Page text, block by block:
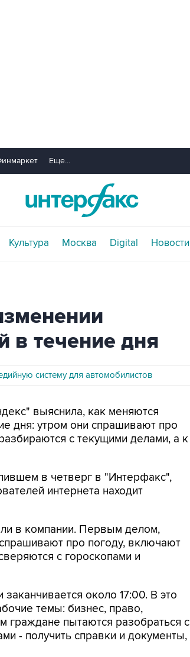
Еще...
Культура Москва Digital Новости
в течение дня
систему для автомобилистов
выяснила, как меняются
дня: утром они спрашивают про
с текущими делами, а к
в четверг в "Интерфакс",
интернета находит
в компании. Первым делом,
про погоду, включают
с гороскопами и
около 17:00. В это
темы: бизнес, право,
граждане пытаются разобраться с
- получить справки и документы,